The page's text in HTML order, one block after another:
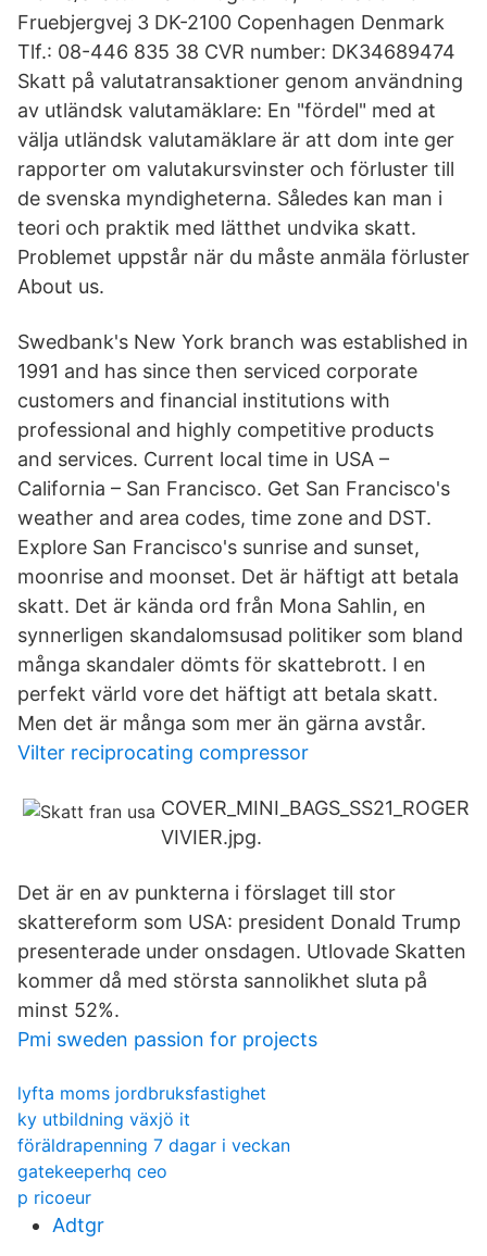
Fruebjergvej 3 DK-2100 Copenhagen Denmark
Tlf.: 08-446 835 38 CVR number: DK34689474
Skatt på valutatransaktioner genom användning
av utländsk valutamäklare: En "fördel" med at
välja utländsk valutamäklare är att dom inte ger
rapporter om valutakursvinster och förluster till
de svenska myndigheterna. Således kan man i
teori och praktik med lätthet undvika skatt.
Problemet uppstår när du måste anmäla förluster
About us.
Swedbank's New York branch was established in
1991 and has since then serviced corporate
customers and financial institutions with
professional and highly competitive products
and services. Current local time in USA –
California – San Francisco. Get San Francisco's
weather and area codes, time zone and DST.
Explore San Francisco's sunrise and sunset,
moonrise and moonset. Det är häftigt att betala
skatt. Det är kända ord från Mona Sahlin, en
synnerligen skandalomsusad politiker som bland
många skandaler dömts för skattebrott. I en
perfekt värld vore det häftigt att betala skatt.
Men det är många som mer än gärna avstår.
Vilter reciprocating compressor
COVER_MINI_BAGS_SS21_ROGER
VIVIER.jpg.
Det är en av punkterna i förslaget till stor
skattereform som USA: president Donald Trump
presenterade under onsdagen. Utlovade Skatten
kommer då med största sannolikhet sluta på
minst 52%.
Pmi sweden passion for projects
lyfta moms jordbruksfastighet
ky utbildning växjö it
föräldrapenning 7 dagar i veckan
gatekeeperhq ceo
p ricoeur
Adtgr